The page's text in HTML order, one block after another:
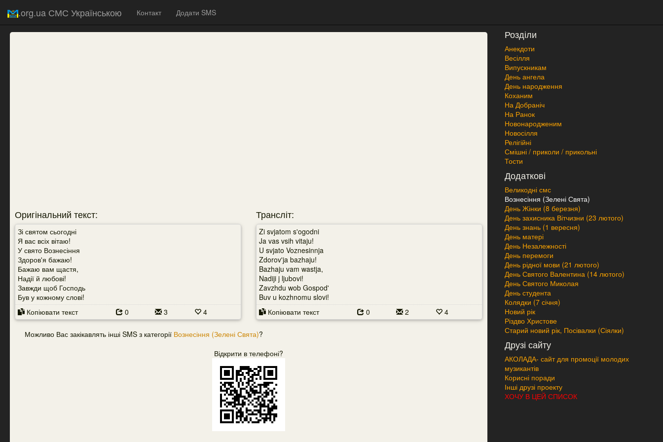
.org.ua СМС Українською Контакт Додати SMS
Оригінальний текст:
Зі святом сьогодні
Я вас всіх вітаю!
У свято Вознесіння
Здоров'я бажаю!
Бажаю вам щастя,
Надії й любові!
Завжди щоб Господь
Був у кожному слові!
Копіювати текст
0 3 4
Трансліт:
Zi svjatom s'ogodni
Ja vas vsih vitaju!
U svjato Voznesinnja
Zdorov'ja bazhaju!
Bazhaju vam wastja,
Nadiji j ljubovi!
Zavzhdu wob Gospod'
Buv u kozhnomu slovi!
Копіювати текст
0 2 4
Можливо Вас закікавлять інші SMS з категорії Вознесіння (Зелені Свята)?
Відкрити в телефоні?
Розділи
Анекдоти
Весілля
Випускникам
День ангела
День народження
Коханим
На Добраніч
На Ранок
Новонародженим
Новосілля
Релігійні
Смішні / приколи / прикольні
Тости
Додаткові
Великодні смс
Вознесіння (Зелені Свята)
День Жінки (8 березня)
День захисника Вітчизни (23 лютого)
День знань (1 вересня)
День матері
День Незалежності
День перемоги
День рідної мови (21 лютого)
День Святого Валентина (14 лютого)
День Святого Миколая
День студента
Колядки (7 січня)
Новий рік
Різдво Христове
Старий новий рік, Посівалки (Сіялки)
Друзі сайту
АКОЛАДА- сайт для промоції молодих
музикантів
Корисні поради
Інші друзі проекту
ХОЧУ В ЦЕЙ СПИСОК